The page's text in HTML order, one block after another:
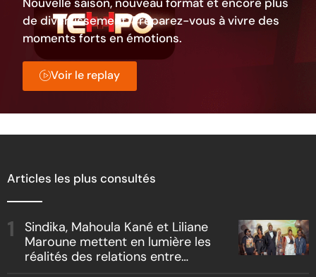
de divertissement. Préparez-vous à vivre des
moments forts en émotions.
Voir le replay
Articles les plus consultés
Sindika, Mahoula Kané et Liliane
Maroune mettent en lumière les
réalités des relations entre